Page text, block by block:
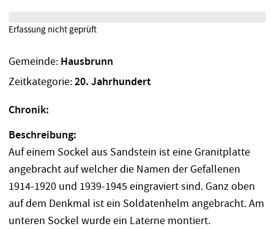
Gemeinde: Hausbrunn
Zeitkategorie:20. Jahrhundert
Chronik:
Beschreibung:
Auf einem Sockel aus Sandstein ist eine Granitplatte
angebracht auf welcher die Namen der Gefallenen
1914-1920 und 1939-1945 eingraviert sind. Ganz oben
auf dem Denkmal ist ein Soldatenhelm angebracht. Am
unteren Sockel wurde ein Laterne montiert.
Erfassung nicht geprüft